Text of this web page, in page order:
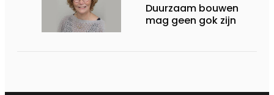
Duurzaam bouwen
mag geen gok zijn